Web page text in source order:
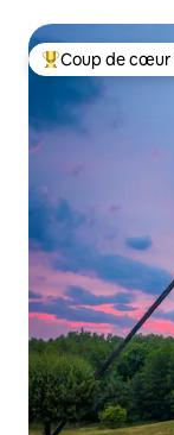
Coup de cœur
Coup de cœur